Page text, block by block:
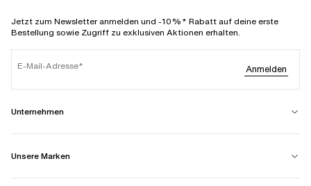
Jetzt zum Newsletter anmelden und -10%* Rabatt auf deine erste
Bestellung sowie Zugriff zu exklusiven Aktionen erhalten.
E-Mail-Adresse Anmelden
Unternehmen
Unsere Marken